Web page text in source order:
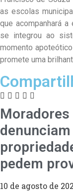
as escolas
que acompanhará
se integrou ao
momento
promete uma
Moradores
pedem
10 de agosto de